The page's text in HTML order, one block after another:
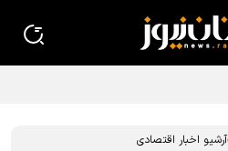
آرشیو اخبار اقتصادی